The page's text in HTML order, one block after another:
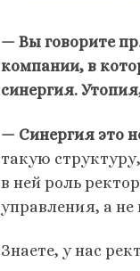
— Вы говорите
компании, в
синергия.
— Синергия это
такую
в ней роль
управления, а не
Знаете, у нас